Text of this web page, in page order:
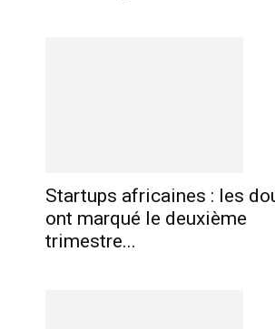
Startups africaines : les
ont marqué le deuxième
trimestre...